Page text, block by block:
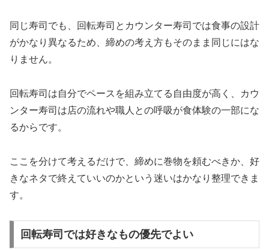
同じ寿司でも、回転寿司とカウンター寿司では食事の設計
がかなり異なるため、締めの考え方もそのまま同じにはな
りません。
回転寿司は自分でペースを組み立てる自由度が高く、カウ
ンター寿司は店の流れや職人との呼吸が食体験の一部にな
るからです。
ここを分けて考えるだけで、締めに巻物を頼むべきか、好
きなネタで終えていいのかという迷いはかなり整理できま
す。
回転寿司では好きなもの優先でよい